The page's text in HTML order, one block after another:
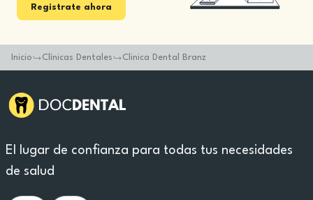
Registrate ahora
Inicio Clínicas Dentales Clinica Dental Branz
El lugar de confianza para todas tus necesidades
de salud